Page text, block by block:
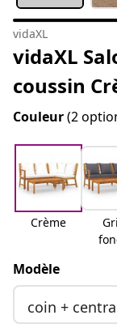
vidaXL
vidaXL
coussin
Couleur(2
Crème
Modèle
coin +